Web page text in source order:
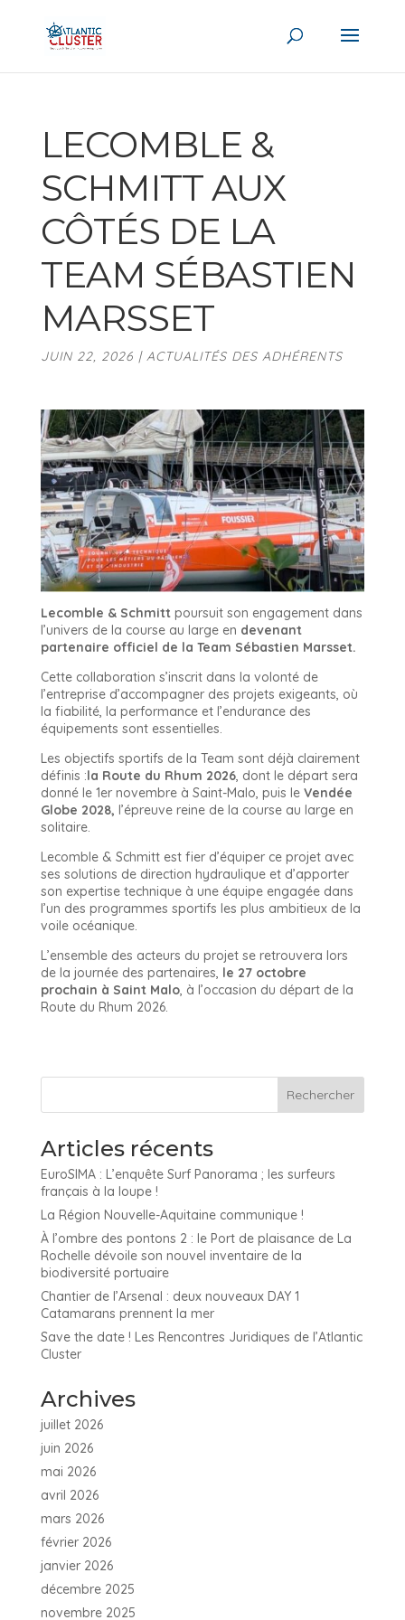
LECOMBLE &
SCHMITT AUX
CÔTÉS DE LA
TEAM SÉBASTIEN
MARSSET
JUIN 22, 2026 | ACTUALITÉS DES ADHÉRENTS
Lecomble & Schmittpoursuit son engagement dans
l’univers de la course au large en devenant
partenaire officiel de la Team Sébastien Marsset.
Cette collaboration s’inscrit dans la volonté de
l’entreprise d’accompagner des projets exigeants, où
la fiabilité, la performance et l’endurance des
équipements sont essentielles.
Les objectifs sportifs de la Team sont déjà clairement
définis :la Route du Rhum 2026, dont le départ sera
donné le 1er novembre à Saint-Malo, puis leVendée
Globe 2028, l’épreuve reine de la course au large en
solitaire.
Lecomble & Schmitt est fier d’équiper ce projet avec
ses solutions de direction hydraulique et d’apporter
son expertise technique à une équipe engagée dans
l’un des programmes sportifs les plus ambitieux de la
voile océanique.
L’ensemble des acteurs du projet se retrouvera lors
de la journée des partenaires, le 27 octobre
prochain à Saint Malo, à l’occasion du départ de la
Route du Rhum 2026.
Articles récents
EuroSIMA : L’enquête Surf Panorama ; les surfeurs
français à la loupe !
La Région Nouvelle-Aquitaine communique !
À l’ombre des pontons 2 : le Port de plaisance de La
Rochelle dévoile son nouvel inventaire de la
biodiversité portuaire
Chantier de l’Arsenal : deux nouveaux DAY 1
Catamarans prennent la mer
Save the date ! Les Rencontres Juridiques de l’Atlantic
Cluster
Archives
juillet 2026
juin 2026
mai 2026
avril 2026
mars 2026
février 2026
janvier 2026
décembre 2025
novembre 2025